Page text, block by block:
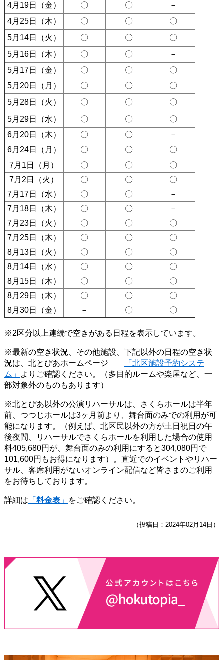
4月19日（金）
〇 〇
－
4月25日（木）
〇 〇
〇
5月14日（火）
〇 〇
〇
5月16日（木）
〇 〇
－
5月17日（金）
〇 〇
〇
5月20日（月）
〇 〇
〇
5月28日（火）
〇 〇
〇
5月29日（水）
〇 〇
〇
6月20日（木）
〇 〇
－
6月24日（月）
〇 〇
〇
7月1日（月）
〇 〇
〇
7月2日（火）
〇 〇
〇
7月17日（水）
〇 〇
－
7月18日（木）
〇 〇
－
7月23日（火）
〇 〇
〇
7月25日（木）
〇 〇
〇
8月13日（火）
〇 〇
〇
8月14日（水）
〇 〇
〇
8月15日（木）
〇 〇
〇
8月29日（木）
〇 〇
〇
8月30日（金）
－ 〇 〇
※2区分以上連続で空きがある日程を表示しています。
※最新の空き状況、その他施設、下記以外の日程の空き状
況は、北とぴあホームページ
「北区施設予約システ
ム」
よりご確認ください。（多目的ルームや楽屋など、一
部対象外のものもあります）
※北とぴあ以外の公演リハーサルは、さくらホールは半年
前、つつじホールは3ヶ月前より、舞台面のみでの利用が可
能になります。（例えば、北区民以外の方が土日祝日の午
後夜間、リハーサルでさくらホールを利用した場合の使用
料405,680円が、舞台面のみの利用にすると304,080円で
101,600円もお得になります）。直近でのイベントやリハー
サル、客席利用がないオンライン配信など皆さまのご利用
をお待ちしております。
詳細は 「 料金表」 をご確認ください。​
（投稿日：2024年02月14日）